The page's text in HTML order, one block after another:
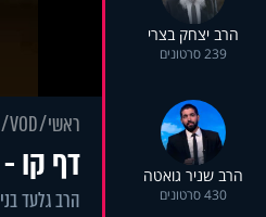
הרב יצחק בצרי
239 סרטונים
הרב שניר גואטה
430 סרטונים
ראשי VOD
דף קו
הרב גלעד